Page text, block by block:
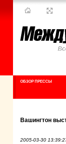
ОБЗОР ПРЕССЫ
Вашингтон
2005-03-30